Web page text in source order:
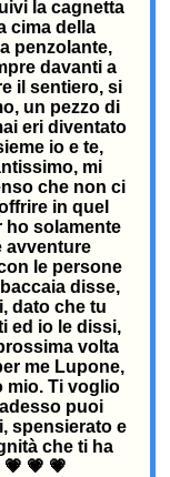
la cagnetta
cima della
penzolante,
davanti a
il sentiero, si
un pezzo di
eri diventato
io e te,
mi
che non ci
in quel
ho solamente
avventure
le persone
disse,
dato che tu
ed io le dissi,
volta
me Lupone,
mio. Ti voglio
puoi
spensierato e
che ti ha
💗 💗